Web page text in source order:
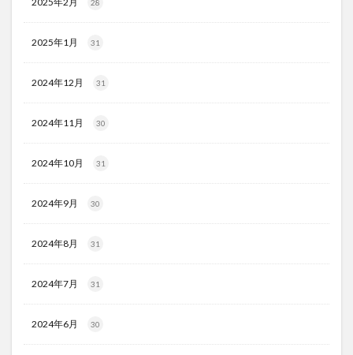
28
2025年1月 31
2024年12月 31
2024年11月 30
2024年10月 31
2024年9月 30
2024年8月 31
2024年7月 31
2024年6月 30